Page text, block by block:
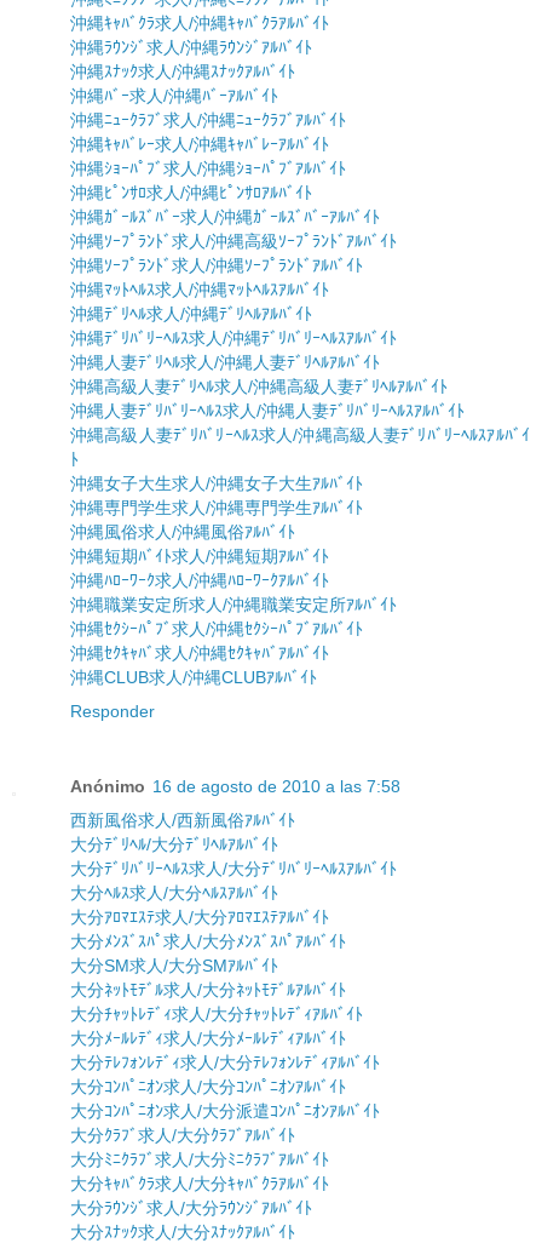
沖縄ｷｬﾊﾞｸﾗ求人/沖縄ｷｬﾊﾞｸﾗｱﾙﾊﾞｲﾄ
沖縄ﾗｳﾝｼﾞ求人/沖縄ﾗｳﾝｼﾞｱﾙﾊﾞｲﾄ
沖縄ｽﾅｯｸ求人/沖縄ｽﾅｯｸｱﾙﾊﾞｲﾄ
沖縄ﾊﾞｰ求人/沖縄ﾊﾞｰｱﾙﾊﾞｲﾄ
沖縄ﾆｭｰｸﾗﾌﾞ求人/沖縄ﾆｭｰｸﾗﾌﾞｱﾙﾊﾞｲﾄ
沖縄ｷｬﾊﾞﾚｰ求人/沖縄ｷｬﾊﾞﾚｰｱﾙﾊﾞｲﾄ
沖縄ｼｮｰﾊﾟﾌﾞ求人/沖縄ｼｮｰﾊﾟﾌﾞｱﾙﾊﾞｲﾄ
沖縄ﾋﾟﾝｻﾛ求人/沖縄ﾋﾟﾝｻﾛｱﾙﾊﾞｲﾄ
沖縄ｶﾞｰﾙｽﾞﾊﾞｰ求人/沖縄ｶﾞｰﾙｽﾞﾊﾞｰｱﾙﾊﾞｲﾄ
沖縄ｿｰﾌﾟﾗﾝﾄﾞ求人/沖縄高級ｿｰﾌﾟﾗﾝﾄﾞｱﾙﾊﾞｲﾄ
沖縄ｿｰﾌﾟﾗﾝﾄﾞ求人/沖縄ｿｰﾌﾟﾗﾝﾄﾞｱﾙﾊﾞｲﾄ
沖縄ﾏｯﾄﾍﾙｽ求人/沖縄ﾏｯﾄﾍﾙｽｱﾙﾊﾞｲﾄ
沖縄ﾃﾞﾘﾍﾙ求人/沖縄ﾃﾞﾘﾍﾙｱﾙﾊﾞｲﾄ
沖縄ﾃﾞﾘﾊﾞﾘｰﾍﾙｽ求人/沖縄ﾃﾞﾘﾊﾞﾘｰﾍﾙｽｱﾙﾊﾞｲﾄ
沖縄人妻ﾃﾞﾘﾍﾙ求人/沖縄人妻ﾃﾞﾘﾍﾙｱﾙﾊﾞｲﾄ
沖縄高級人妻ﾃﾞﾘﾍﾙ求人/沖縄高級人妻ﾃﾞﾘﾍﾙｱﾙﾊﾞｲﾄ
沖縄人妻ﾃﾞﾘﾊﾞﾘｰﾍﾙｽ求人/沖縄人妻ﾃﾞﾘﾊﾞﾘｰﾍﾙｽｱﾙﾊﾞｲﾄ
沖縄高級人妻ﾃﾞﾘﾊﾞﾘｰﾍﾙｽ求人/沖縄高級人妻ﾃﾞﾘﾊﾞﾘｰﾍﾙｽｱﾙﾊﾞｲ
ﾄ
沖縄女子大生求人/沖縄女子大生ｱﾙﾊﾞｲﾄ
沖縄専門学生求人/沖縄専門学生ｱﾙﾊﾞｲﾄ
沖縄風俗求人/沖縄風俗ｱﾙﾊﾞｲﾄ
沖縄短期ﾊﾞｲﾄ求人/沖縄短期ｱﾙﾊﾞｲﾄ
沖縄ﾊﾛｰﾜｰｸ求人/沖縄ﾊﾛｰﾜｰｸｱﾙﾊﾞｲﾄ
沖縄職業安定所求人/沖縄職業安定所ｱﾙﾊﾞｲﾄ
沖縄ｾｸｼｰﾊﾟﾌﾞ求人/沖縄ｾｸｼｰﾊﾟﾌﾞｱﾙﾊﾞｲﾄ
沖縄ｾｸｷｬﾊﾞ求人/沖縄ｾｸｷｬﾊﾞｱﾙﾊﾞｲﾄ
沖縄CLUB求人/沖縄CLUBｱﾙﾊﾞｲﾄ
Responder
Anónimo 16 de agosto de 2010 a las 7:58
西新風俗求人/西新風俗ｱﾙﾊﾞｲﾄ
大分ﾃﾞﾘﾍﾙ/大分ﾃﾞﾘﾍﾙｱﾙﾊﾞｲﾄ
大分ﾃﾞﾘﾊﾞﾘｰﾍﾙｽ求人/大分ﾃﾞﾘﾊﾞﾘｰﾍﾙｽｱﾙﾊﾞｲﾄ
大分ﾍﾙｽ求人/大分ﾍﾙｽｱﾙﾊﾞｲﾄ
大分ｱﾛﾏｴｽﾃ求人/大分ｱﾛﾏｴｽﾃｱﾙﾊﾞｲﾄ
大分ﾒﾝｽﾞｽﾊﾟ求人/大分ﾒﾝｽﾞｽﾊﾟｱﾙﾊﾞｲﾄ
大分SM求人/大分SMｱﾙﾊﾞｲﾄ
大分ﾈｯﾄﾓﾃﾞﾙ求人/大分ﾈｯﾄﾓﾃﾞﾙｱﾙﾊﾞｲﾄ
大分ﾁｬｯﾄﾚﾃﾞｨ求人/大分ﾁｬｯﾄﾚﾃﾞｨｱﾙﾊﾞｲﾄ
大分ﾒｰﾙﾚﾃﾞｨ求人/大分ﾒｰﾙﾚﾃﾞｨｱﾙﾊﾞｲﾄ
大分ﾃﾚﾌｫﾝﾚﾃﾞｨ求人/大分ﾃﾚﾌｫﾝﾚﾃﾞｨｱﾙﾊﾞｲﾄ
大分ｺﾝﾊﾟﾆｵﾝ求人/大分ｺﾝﾊﾟﾆｵﾝｱﾙﾊﾞｲﾄ
大分ｺﾝﾊﾟﾆｵﾝ求人/大分派遣ｺﾝﾊﾟﾆｵﾝｱﾙﾊﾞｲﾄ
大分ｸﾗﾌﾞ求人/大分ｸﾗﾌﾞｱﾙﾊﾞｲﾄ
大分ﾐﾆｸﾗﾌﾞ求人/大分ﾐﾆｸﾗﾌﾞｱﾙﾊﾞｲﾄ
大分ｷｬﾊﾞｸﾗ求人/大分ｷｬﾊﾞｸﾗｱﾙﾊﾞｲﾄ
大分ﾗｳﾝｼﾞ求人/大分ﾗｳﾝｼﾞｱﾙﾊﾞｲﾄ
大分ｽﾅｯｸ求人/大分ｽﾅｯｸｱﾙﾊﾞｲﾄ